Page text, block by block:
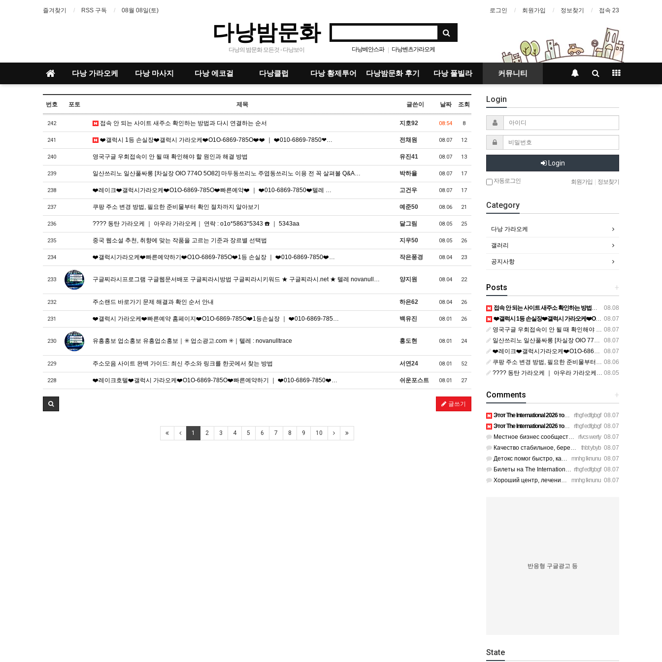
즐겨찾기 RSS 구독 08월 08일(토) 로그인 회원가입 정보찾기 접속 23
다낭밤문화
다낭의 밤문화 모든것 - 다낭보이 다낭베안스파 | 다낭벤츠가라오케
| 다낭가라오케 | 다낭청룡열차 |
다낭불건마
| 다낭풀빌라 | 다낭마사지 | 다낭골프
다낭 가라오케 다낭 마사지 다낭 에코걸 다낭클럽 다낭 황제투어 다낭밤문화 후기 다낭 풀빌라 커뮤니티
번호 포토 제목 글쓴이 날짜 조회
242 접속 안 되는 사이트 새주소 확인하는 방법과 다시 연결하는 순서 지호92 08:54 8
241 ❤️갤럭시 1등 손실장❤️갤럭시 가라오케❤️O1O-6869-785O❤️❤️ ｜ ❤️010-6869-7850❤… 전채원 08.07 12
240 영국구글 우회접속이 안 될 때 확인해야 할 원인과 해결 방법 유진41 08.07 13
239 일산쓰리노 일산풀싸롱 [차실장 OlO 774O 5O82] 마두동쓰리노 주엽동쓰리노 이용 전 꼭 살펴볼 Q&A… 박하율 08.07 17
238 ❤️레이크❤️갤럭시가라오케❤️O1O-6869-785O❤️빠른예약❤️ ｜ ❤️010-6869-7850❤️텔레 … 고건우 08.07 17
237 쿠팡 주소 변경 방법, 필요한 준비물부터 확인 절차까지 알아보기 예준50 08.06 21
236 ???? 동탄 가라오케 ｜ 아우라 가라오케｜ 연락 : o1o*5863*5343 ☎️ ｜ 5343aa 달그림 08.05 25
235 중국 웹소설 추천, 취향에 맞는 작품을 고르는 기준과 장르별 선택법 지우50 08.05 26
234 ❤️갤럭시가라오케❤️빠른예약하기❤️O1O-6869-785O❤️1등 손실장 ｜ ❤️010-6869-7850❤️… 작은풍경 08.04 23
233 구글찌라시프로그램 구글웹문서배포 구글찌라시방법 구글찌라시키워드 ★ 구글찌라시.net ★ 텔레 novanull… 양지원 08.04 22
232 주소랜드 바로가기 문제 해결과 확인 순서 안내 하은62 08.04 26
231 ❤️갤럭시 가라오케❤️빠른예약 홈페이지❤️O1O-6869-785O❤️1등손실장 ｜ ❤️010-6869-785… 백유진 08.01 26
230 유흥홍보 업소홍보 유흥업소홍보｜✳️ 업소광고.com ✳️｜텔레 : novanulltrace 홍도현 08.01 24
229 주소모음 사이트 완벽 가이드: 최신 주소와 링크를 한곳에서 찾는 방법 서연24 08.01 52
228 ❤️레이크호텔❤️갤럭시 가라오케❤️O1O-6869-785O❤️빠른예약하기 ｜ ❤️010-6869-7850❤️… 쉬운포스트 08.01 27
글쓰기
1 2 3 4 5 6 7 8 9 10
Login
Login
자동로그인 회원가입 정보찾기
Category
다낭 가라오케
갤러리
공지사항
+
Posts
08.08
접속 안 되는 사이트 새주소 확인하는 방법과 다시 연결하는 순서
08.07
❤️갤럭시 1등 손실장❤️갤럭시 가라오케❤️O1O-6869-785O❤️❤️ ｜ ❤️010-6869-7850❤️ ｜ ❤️soo588❤️ ｜ ❤️soo588❤ ｜ https://galaxykaraoke01.clickn.co.kr/pages/place
08.07
영국구글 우회접속이 안 될 때 확인해야 할 원인과 해결 방법
08.07
일산쓰리노 일산풀싸롱 [차실장 OlO 774O 5O82] 마두동쓰리노 주엽동쓰리노 이용 전 꼭 살펴볼 Q&A 모음 일산셔츠룸 일산룸싸롱 일산풀싸롱 일산3NO 일산유흥 화정동쓰리노 행신동쓰리노 대화동쓰??
08.07
❤️레이크❤️갤럭시가라오케❤️O1O-6869-785O❤️빠른예약❤️ ｜ ❤️010-6869-7850❤️텔레 soo588❤️깨깨오톡 soo588❤️ ｜ https://galaxykaraoke01.clickn.co.kr/main ｜ https://blog.naver.com/galaxykaraoke-/2243704
08.06
쿠팡 주소 변경 방법, 필요한 준비물부터 확인 절차까지 알아보기
08.05
???? 동탄 가라오케 ｜ 아우라 가라오케｜ 연락 : o1o*5863*5343 ☎️ ｜ 5343aa
+
Comments
rthgf edfgbgf 08.07
Этот The International 2026 точно войдет в историю киберспор…
rthgf edfgbgf 08.07
Этот The International 2026 точно войдет в историю киберспор…
rfvcs werty 08.07
Местное бизнес сообщество предпринимателей в Санкт-Петербург…
thbt ybyb 08.07
Качество стабильное, берем уже третий раз на планерки. https…
mnhg lknunu 08.07
Детокс помог быстро, качественное лечение алкоголизма Санкт-…
rthgf edfgbgf 08.07
Билеты на The International 2026 перекупы опять сметут за се…
mnhg lknunu 08.07
Хороший центр, лечение алкоголизма Санкт-Петербург проводят …
반응형 구글광고 등
State